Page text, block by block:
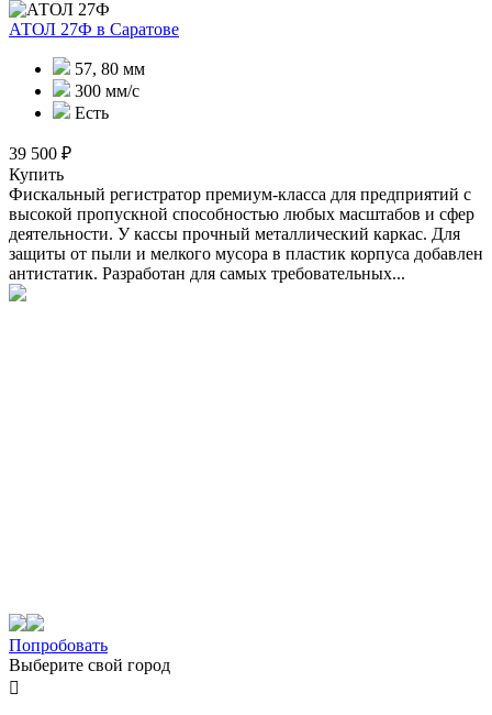
АТОЛ 27Ф в Саратове
57, 80 мм
300 мм/с
Есть
39 500 ₽
Купить
Фискальный регистратор премиум-класса для предприятий с
высокой пропускной способностью любых масштабов и сфер
деятельности. У кассы прочный металлический каркас. Для
защиты от пыли и мелкого мусора в пластик корпуса добавлен
антистатик. Разработан для самых требовательных...
Попробовать
Выберите свой город
